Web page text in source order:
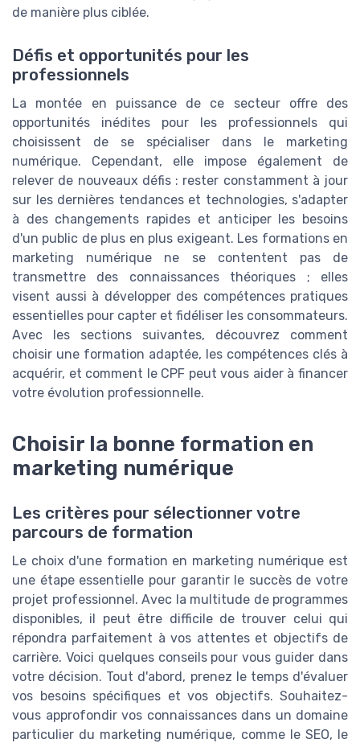
de manière plus ciblée.
Défis et opportunités pour les
professionnels
La montée en puissance de ce secteur offre des
opportunités inédites pour les professionnels qui
choisissent de se spécialiser dans le marketing
numérique. Cependant, elle impose également de
relever de nouveaux défis : rester constamment à jour
sur les dernières tendances et technologies, s'adapter
à des changements rapides et anticiper les besoins
d'un public de plus en plus exigeant. Les formations en
marketing numérique ne se contentent pas de
transmettre des connaissances théoriques ; elles
visent aussi à développer des compétences pratiques
essentielles pour capter et fidéliser les consommateurs.
Avec les sections suivantes, découvrez comment
choisir une formation adaptée, les compétences clés à
acquérir, et comment le CPF peut vous aider à financer
votre évolution professionnelle.
Choisir la bonne formation en
marketing numérique
Les critères pour sélectionner votre
parcours de formation
Le choix d'une formation en marketing numérique est
une étape essentielle pour garantir le succès de votre
projet professionnel. Avec la multitude de programmes
disponibles, il peut être difficile de trouver celui qui
répondra parfaitement à vos attentes et objectifs de
carrière. Voici quelques conseils pour vous guider dans
votre décision. Tout d'abord, prenez le temps d'évaluer
vos besoins spécifiques et vos objectifs. Souhaitez-
vous approfondir vos connaissances dans un domaine
particulier du marketing numérique, comme le SEO, le